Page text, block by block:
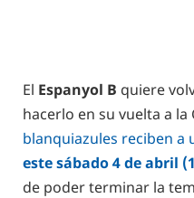
El Espanyol B quiere
hacerlo en su vuelta a la
blanquiazules reciben a
este sábado 4 de abril
de poder terminar la